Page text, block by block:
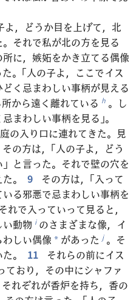
よ，どうか目を上げて，北
それで私が北の方を見る
に，嫉妬をかき立てる偶像
。「人の子よ，ここでイス
く忌まわしい事柄が見える
から遠く離れている h 。し
まわしい事柄を見る」。
の入り口に連れてきた。見
その方は，「人の子よ，どう
と言った。それで壁の穴を
。
9
その方は，「入って
る邪悪で忌まわしい事柄を
それで入っていって見ると，
い動物 i のさまざまな像，イ
しい偶像 * があった j 。そ
。
11
それらの前にイス
おり，その中にシャファ
れぞれが香炉を持ち，香の